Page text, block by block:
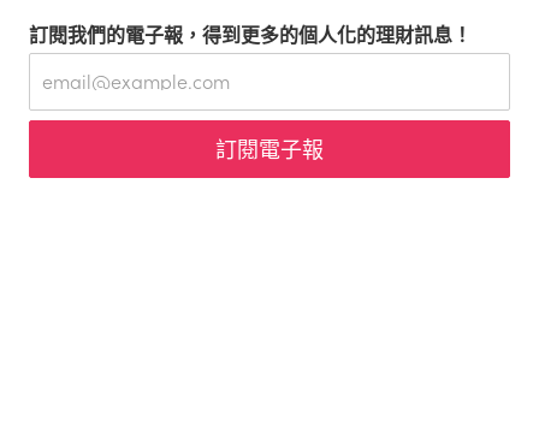
訂閱我們的電子報，得到更多的個人化的理財訊息！